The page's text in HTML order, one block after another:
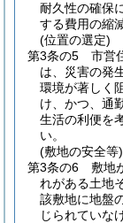
耐久性の確保
する費用の縮
(位置の選定)
第3条の5
市営
は、災害の発
環境が著しく
け、かつ、通
生活の利便を
い。
(敷地の安全等)
第3条の6
敷地
れがある土地
該敷地に地盤
じられていな